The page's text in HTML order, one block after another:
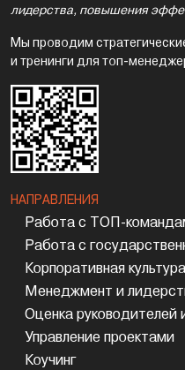
лидерства, повышения
Мы проводим
и тренинги для топ-
НАПРАВЛЕНИЯ
Работа с ТОП-
Работа с
Корпоративная культура
Менеджмент и
Оценка руководителей
Управление проектами
Коучинг